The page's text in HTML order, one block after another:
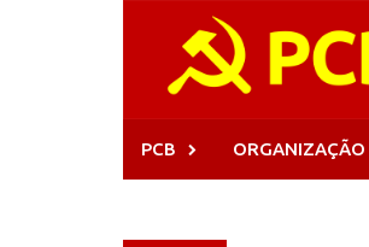
PCB ORGANIZAÇÃO